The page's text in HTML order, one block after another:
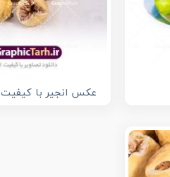
عکس انجیر با کیفیت